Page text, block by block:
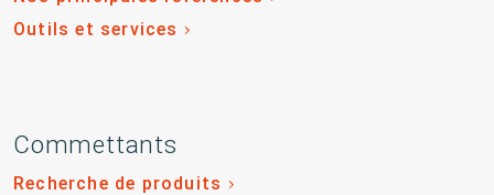
Outils et services
Commettants
Recherche de produits